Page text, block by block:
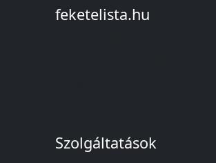
feketelista.hu
Szolgáltatások